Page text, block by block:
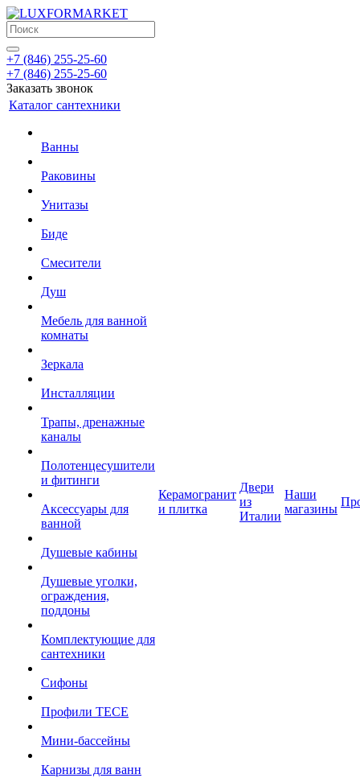
+7 (846) 255-25-60
+7 (846) 255-25-60
Заказать звонок
Каталог сантехники
Ванны
Раковины
Унитазы
Биде
Смесители
Душ
Мебель для ванной
комнаты
Зеркала
Инсталляции
Трапы, дренажные
каналы
Полотенцесушители
и фитинги
Аксессуары для
ванной
Душевые кабины
Душевые уголки,
ограждения,
поддоны
Комплектующие для
сантехники
Сифоны
Профили TECE
Мини-бассейны
Карнизы для ванн
Керамогранит
и плитка
Двери
из
Италии
Наши
магазины